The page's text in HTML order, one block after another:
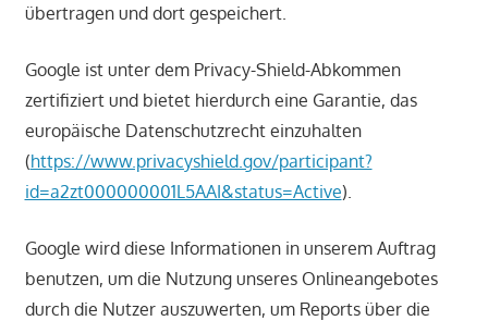
übertragen und dort gespeichert.
Google ist unter dem Privacy-Shield-Abkommen
zertifiziert und bietet hierdurch eine Garantie, das
europäische Datenschutzrecht einzuhalten
(https://www.privacyshield.gov/participant?
id=a2zt000000001L5AAI&status=Active).
Google wird diese Informationen in unserem Auftrag
benutzen, um die Nutzung unseres Onlineangebotes
durch die Nutzer auszuwerten, um Reports über die